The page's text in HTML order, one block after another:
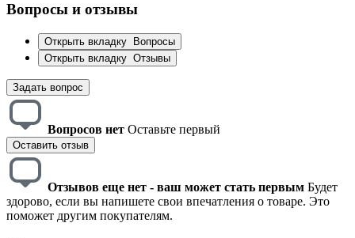
Вопросы и отзывы
Открыть вкладку
Вопросы
Открыть вкладку Отзывы
Задать вопрос
Вопросов нет Оставьте первый
Оставить отзыв
Отзывов еще нет - ваш может стать первым Будет
здорово, если вы напишете свои впечатления о товаре. Это
поможет другим покупателям.